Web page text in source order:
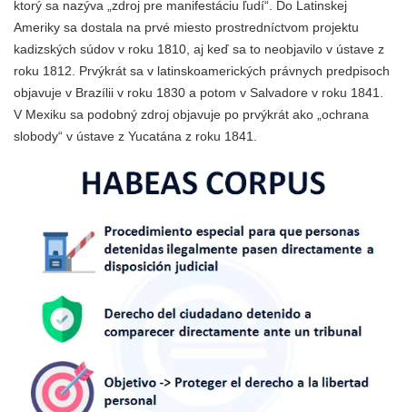
ktorý sa nazýva „zdroj pre manifestáciu ľudí“. Do Latinskej
Ameriky sa dostala na prvé miesto prostredníctvom projektu
kadizských súdov v roku 1810, aj keď sa to neobjavilo v ústave z
roku 1812. Prvýkrát sa v latinskoamerických právnych predpisoch
objavuje v Brazílii v roku 1830 a potom v Salvadore v roku 1841.
V Mexiku sa podobný zdroj objavuje po prvýkrát ako „ochrana
slobody“ v ústave z Yucatána z roku 1841.